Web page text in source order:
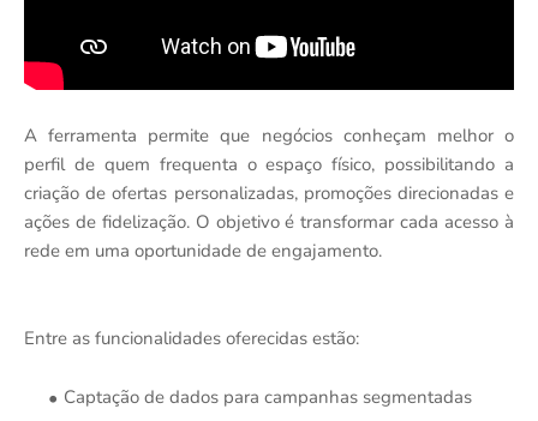
A ferramenta permite que negócios conheçam melhor o
perfil de quem frequenta o espaço físico, possibilitando a
criação de ofertas personalizadas, promoções direcionadas e
ações de fidelização. O objetivo é transformar cada acesso à
rede em uma oportunidade de engajamento.
Entre as funcionalidades oferecidas estão:
Captação de dados para campanhas segmentadas